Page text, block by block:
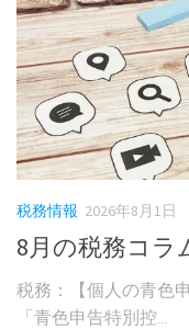
税務情報 2026年8月1日
8月の税務コラ
税務：【個人の青色
「青色申告特別控...